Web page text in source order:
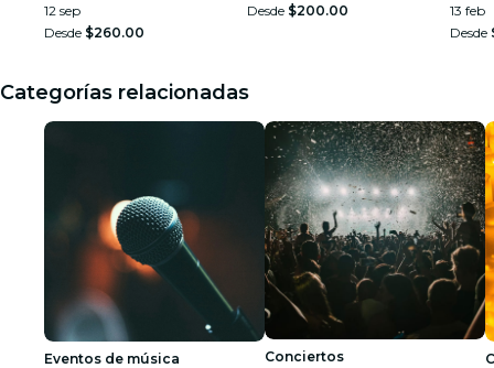
12 sep
Desde $260.00
Desde $200.00
13 feb
Desde
Categorías relacionadas
Eventos de música Conciertos